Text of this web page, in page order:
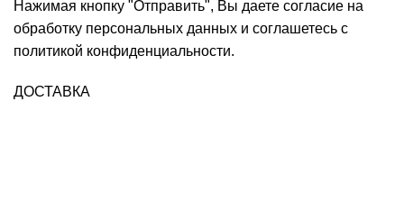
Нажимая кнопку "Отправить", Вы даете согласие на
обработку персональных данных и соглашетесь с
политикой конфиденциальности.
ДОСТАВКА